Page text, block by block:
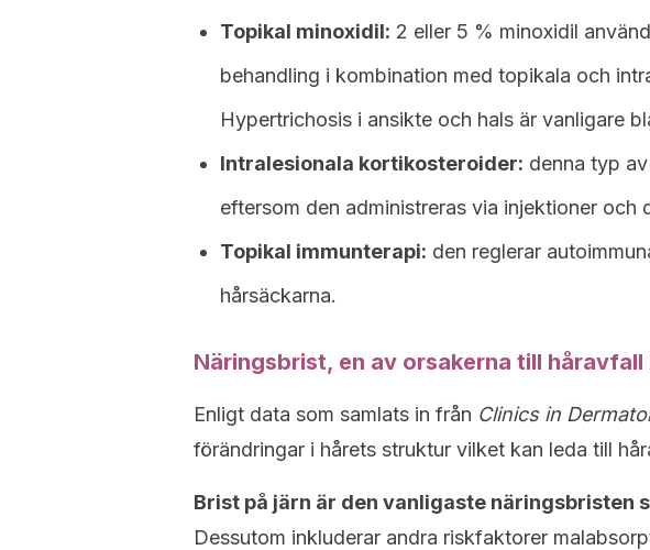
Topikal minoxidil: 2 eller 5 % minoxidil
behandling i kombination med topikala och
Hypertrichosis i ansikte och hals är vanligare
Intralesionala kortikosteroider: denna typ
eftersom den administreras via injektioner och
Topikal immunterapi: den reglerar
hårsäckarna.
Näringsbrist, en av orsakerna till håravfall
Enligt data som samlats in från Clinics in
förändringar i hårets struktur vilket kan leda till
Brist på järn är den vanligaste näringsbristen
Dessutom inkluderar andra riskfaktorer